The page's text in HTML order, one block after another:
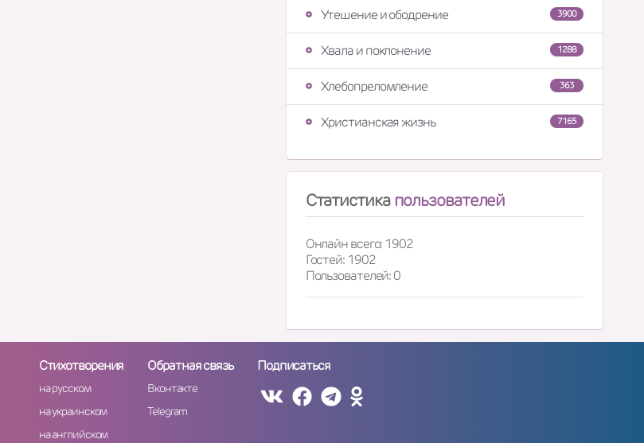
3900
Утешение и ободрение
1288
Хвала и поклонение
363
Хлебопреломление
7165
Христианская жизнь
Статистика пользователей
Онлайн всего: 1902
Гостей: 1902
Пользователей: 0
Стихотворения
на русском
на украинском
на английском
Обратная связь
Вконтакте
Telegram
Подписаться